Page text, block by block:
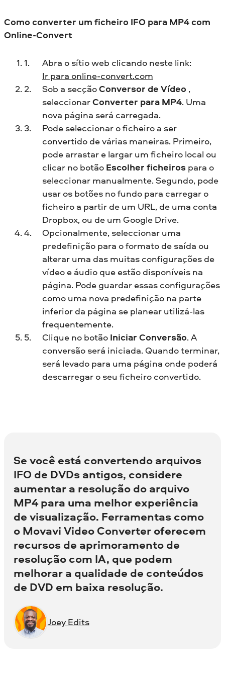
Como converter um ficheiro IFO para MP4 com
Online-Convert
Abra o sítio web clicando neste link:
Ir para online-convert.com
Sob a secçãoConversor de Vídeo ,
seleccionarConverter para MP4. Uma
nova página será carregada.
Pode seleccionar o ficheiro a ser
convertido de várias maneiras. Primeiro,
pode arrastar e largar um ficheiro local ou
clicar no botão Escolher ficheirospara o
seleccionar manualmente. Segundo, pode
usar os botões no fundo para carregar o
ficheiro a partir de um URL, de uma conta
Dropbox, ou de um Google Drive.
Opcionalmente, seleccionar uma
predefinição para o formato de saída ou
alterar uma das muitas configurações de
vídeo e áudio que estão disponíveis na
página. Pode guardar essas configurações
como uma nova predefinição na parte
inferior da página se planear utilizá-las
frequentemente.
Clique no botão Iniciar Conversão. A
conversão será iniciada. Quando terminar,
será levado para uma página onde poderá
descarregar o seu ficheiro convertido.
Se você está convertendo arquivos
IFO de DVDs antigos, considere
aumentar a resolução do arquivo
MP4 para uma melhor experiência
de visualização. Ferramentas como
o Movavi Video Converter oferecem
recursos de aprimoramento de
resolução com IA, que podem
melhorar a qualidade de conteúdos
de DVD em baixa resolução.
Joey Edits